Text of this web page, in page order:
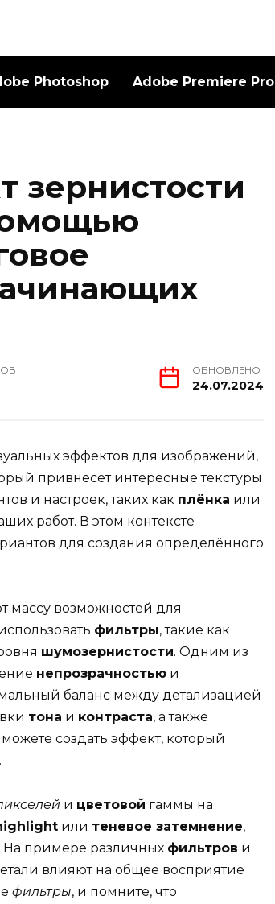
Photoshop Adobe Premiere Pro
зернистости
ОБНОВЛЕНО
24.07.2024
эффектов для изображений,
привнесет интересные текстуры
и настроек, таких как плёнка или
работ. В этом контексте
для создания определённого
массу возможностей для
фильтры, такие как
шумозернистости. Одним из
непрозрачностью и
баланс между детализацией
тона и контраста, а также
создать эффект, который
и цветовой гаммы на
или теневое затемнение,
На примере различных фильтров и
влияют на общее восприятие
фильтры, и помните, что